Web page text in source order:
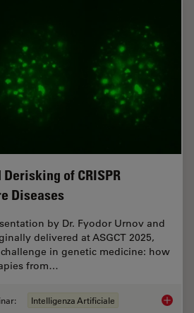
of CRISPR
Diseases
by Dr. Fyodor Urnov and
delivered at ASGCT 2025,
in genetic medicine: how
from…
Intelligenza Artificiale